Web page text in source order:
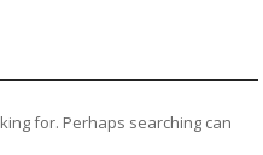
for. Perhaps searching can